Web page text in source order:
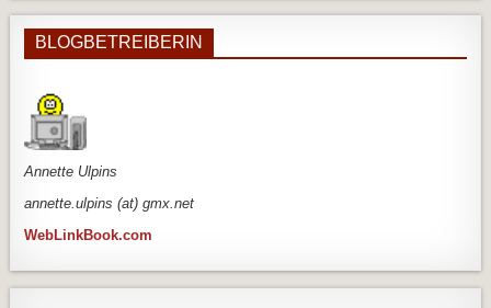
BLOGBETREIBERIN
Annette Ulpins
annette.ulpins (at) gmx.net
WebLinkBook.com